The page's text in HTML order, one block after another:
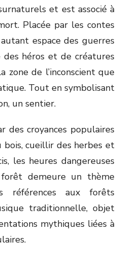
et est associé à
Placée par les contes
espace des guerres
héros et de créatures
zone de l’inconscient que
Tout en symbolisant
un sentier.
croyances populaires
cueillir des herbes et
les heures dangereuses
demeure un thème
références aux forêts
traditionnelle, objet
mythiques liées à